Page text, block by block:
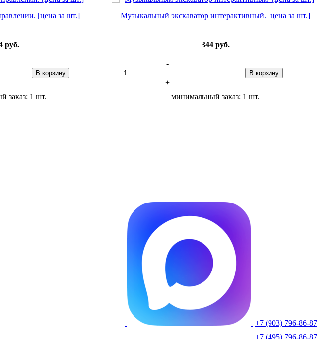
[цена за шт.]
руб.
В корзину
заказ: 1 шт.
Музыкальный экскаватор интерактивный. [цена за шт.]
344 руб.
-
+
В корзину
минимальный заказ: 1 шт.
+7 (903) 796-86-87
+7 (495) 796-86-87